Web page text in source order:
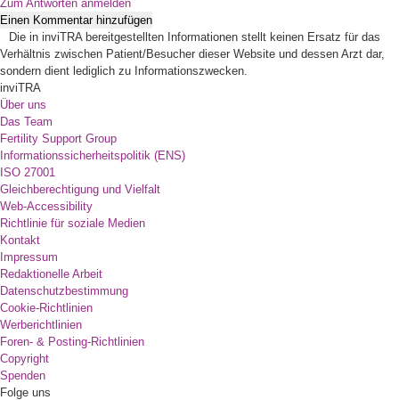
Zum Antworten anmelden
Einen Kommentar hinzufügen
Die in inviTRA bereitgestellten Informationen stellt keinen Ersatz für das
Verhältnis zwischen Patient/Besucher dieser Website und dessen Arzt dar,
sondern dient lediglich zu Informationszwecken.
inviTRA
Über uns
Das Team
Fertility Support Group
Informationssicherheitspolitik (ENS)
ISO 27001
Gleichberechtigung und Vielfalt
Web-Accessibility
Richtlinie für soziale Medien
Kontakt
Impressum
Redaktionelle Arbeit
Datenschutzbestimmung
Cookie-Richtlinien
Werberichtlinien
Foren- & Posting-Richtlinien
Copyright
Spenden
Folge uns